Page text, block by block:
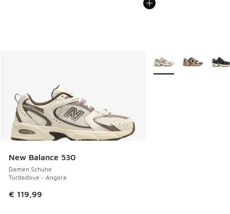
New Balance 530
Damen Schuhe
Turtledove - Angora
€ 119,99
Weitere Farben